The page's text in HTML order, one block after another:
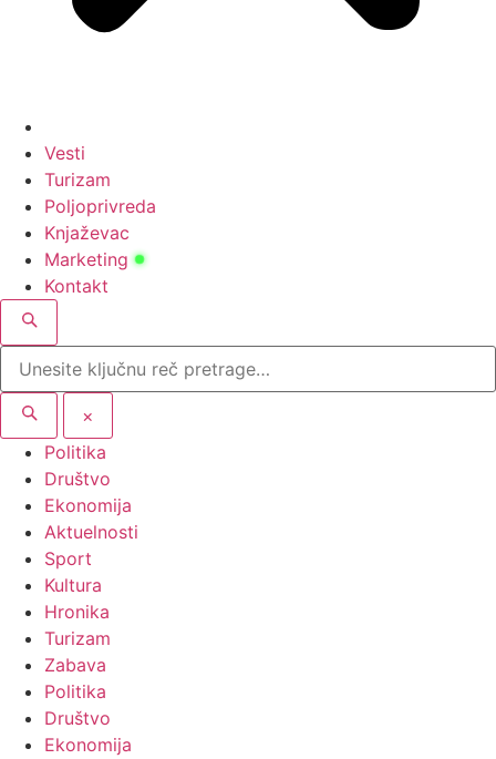
Vesti
Turizam
Poljoprivreda
Knjaževac
Marketing
Kontakt
×
Politika
Društvo
Ekonomija
Aktuelnosti
Sport
Kultura
Hronika
Turizam
Zabava
Politika
Društvo
Ekonomija